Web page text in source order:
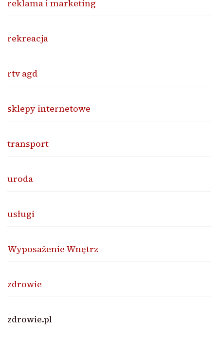
reklama i marketing
rekreacja
rtv agd
sklepy internetowe
transport
uroda
usługi
Wyposażenie Wnętrz
zdrowie
zdrowie.pl